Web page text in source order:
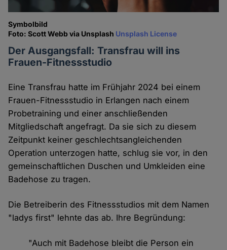
Symbolbild
Foto: Scott Webb via Unsplash Unsplash License
Der Ausgangsfall: Transfrau will ins
Frauen-Fitnessstudio
Eine Transfrau hatte im Frühjahr 2024 bei einem
Frauen-Fitnessstudio in Erlangen nach einem
Probetraining und einer anschließenden
Mitgliedschaft angefragt. Da sie sich zu diesem
Zeitpunkt keiner geschlechtsangleichenden
Operation unterzogen hatte, schlug sie vor, in den
gemeinschaftlichen Duschen und Umkleiden eine
Badehose zu tragen.
Die Betreiberin des Fitnessstudios mit dem Namen
"ladys first" lehnte das ab. Ihre Begründung:
"Auch mit Badehose bleibt die Person ein